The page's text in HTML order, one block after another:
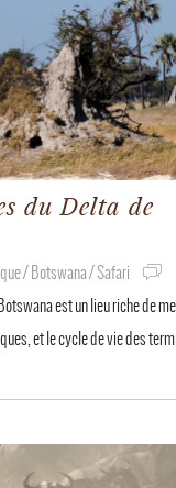
du Delta de
/ Botswana / Safari
est un lieu riche de
et le cycle de vie des